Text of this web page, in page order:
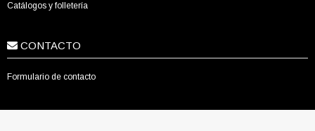
Catálogos y folletería
CONTACTO
Formulario de contacto